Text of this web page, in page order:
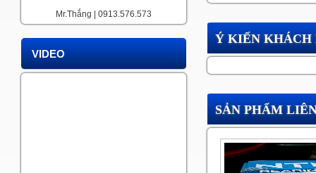
Mr.Thắng | 0913.576.573
VIDEO
Ý KIẾN KHÁCH
SẢN PHẨM